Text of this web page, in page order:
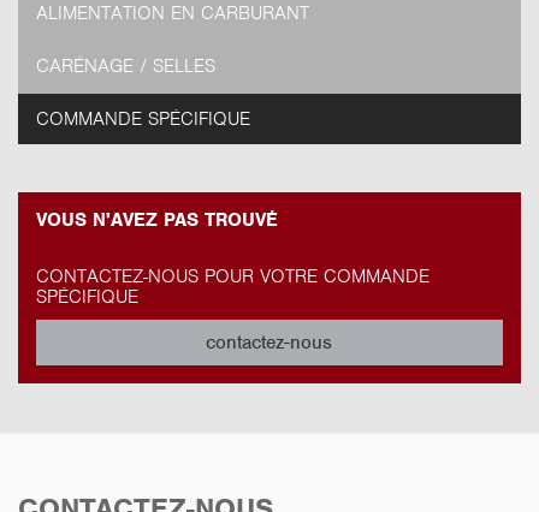
ALIMENTATION EN CARBURANT
CARÉNAGE / SELLES
COMMANDE SPÉCIFIQUE
VOUS N'AVEZ PAS TROUVÉ
CONTACTEZ-NOUS POUR VOTRE COMMANDE
SPÉCIFIQUE
contactez-nous